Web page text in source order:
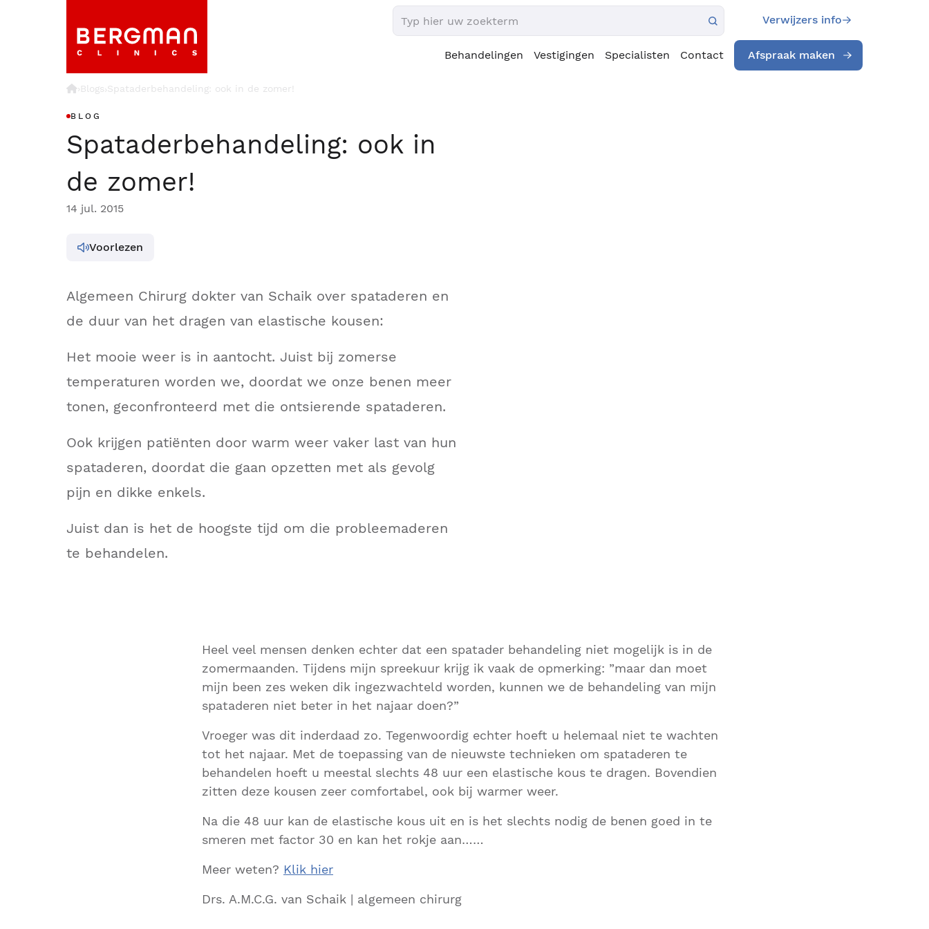
Verwijzers info
Behandelingen Vestigingen Specialisten Contact Afspraak maken
›Blogs›Spataderbehandeling: ook in de zomer!
BLOG
Spataderbehandeling: ook in
de zomer!
14 jul. 2015
Voorlezen
Algemeen Chirurg dokter van Schaik over spataderen en
de duur van het dragen van elastische kousen:
Het mooie weer is in aantocht. Juist bij zomerse
temperaturen worden we, doordat we onze benen meer
tonen, geconfronteerd met die ontsierende spataderen.
Ook krijgen patiënten door warm weer vaker last van hun
spataderen, doordat die gaan opzetten met als gevolg
pijn en dikke enkels.
Juist dan is het de hoogste tijd om die probleemaderen
te behandelen.
Heel veel mensen denken echter dat een spatader behandeling niet mogelijk is in de
zomermaanden. Tijdens mijn spreekuur krijg ik vaak de opmerking: ”maar dan moet
mijn been zes weken dik ingezwachteld worden, kunnen we de behandeling van mijn
spataderen niet beter in het najaar doen?”
Vroeger was dit inderdaad zo. Tegenwoordig echter hoeft u helemaal niet te wachten
tot het najaar. Met de toepassing van de nieuwste technieken om spataderen te
behandelen hoeft u meestal slechts 48 uur een elastische kous te dragen. Bovendien
zitten deze kousen zeer comfortabel, ook bij warmer weer.
Na die 48 uur kan de elastische kous uit en is het slechts nodig de benen goed in te
smeren met factor 30 en kan het rokje aan……
Meer weten? Klik hier
Drs. A.M.C.G. van Schaik | algemeen chirurg